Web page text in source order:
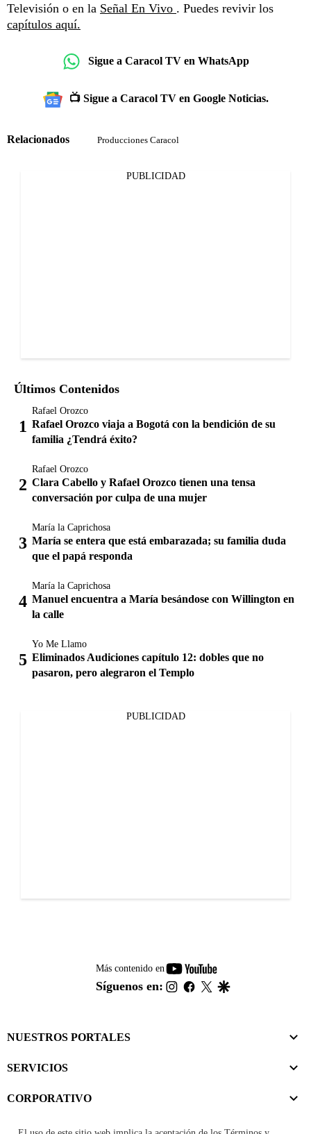
Televisión o en la Señal En Vivo . Puedes revivir los
capítulos aquí.
Sigue a Caracol TV en WhatsApp
📺 Sigue a Caracol TV en Google Noticias.
Relacionados Producciones Caracol
PUBLICIDAD
Últimos Contenidos
Rafael Orozco
Rafael Orozco viaja a Bogotá con la bendición de su
familia ¿Tendrá éxito?
Rafael Orozco
Clara Cabello y Rafael Orozco tienen una tensa
conversación por culpa de una mujer
María la Caprichosa
María se entera que está embarazada; su familia duda
que el papá responda
María la Caprichosa
Manuel encuentra a María besándose con Willington en
la calle
Yo Me Llamo
Eliminados Audiciones capítulo 12: dobles que no
pasaron, pero alegraron el Templo
PUBLICIDAD
Más contenido en
youtube-
footer
Síguenos en: instagram
facebook
twitter
NUESTROS PORTALES
SERVICIOS
CORPORATIVO